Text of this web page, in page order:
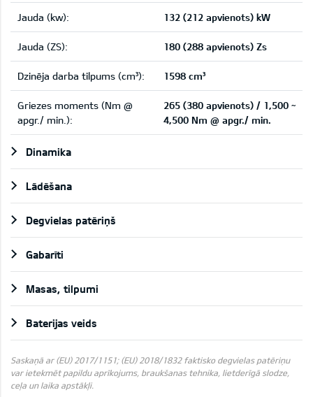
Jauda (kw): 132 (212 apvienots) kW
Jauda (ZS): 180 (288 apvienots) Zs
Dzinēja darba tilpums (cm³): 1598 cm³
Griezes moments (Nm @
apgr./ min.):
265 (380 apvienots) / 1,500 ~
4,500 Nm @ apgr./ min.
Dinamika
Lādēšana
Degvielas patēriņš
Gabarīti
Masas, tilpumi
Baterijas veids
Saskaņā ar (EU) 2017/1151; (EU) 2018/1832 faktisko degvielas patēriņu
var ietekmēt papildu aprīkojums, braukšanas tehnika, lietderīgā slodze,
ceļa un laika apstākļi.